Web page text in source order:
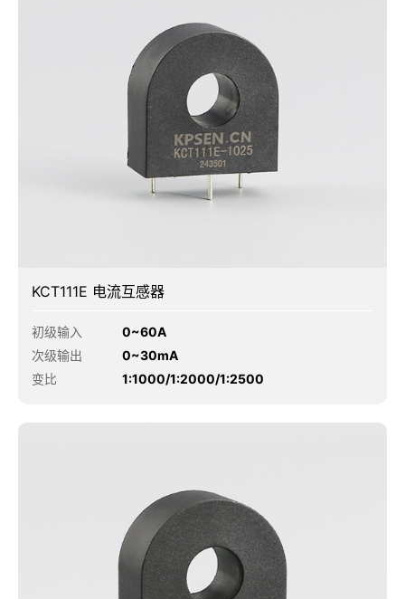
KCT111E 电流互感器
初级输入
0~60A
次级输出
0~30mA
变比
1:1000/1:2000/1:2500